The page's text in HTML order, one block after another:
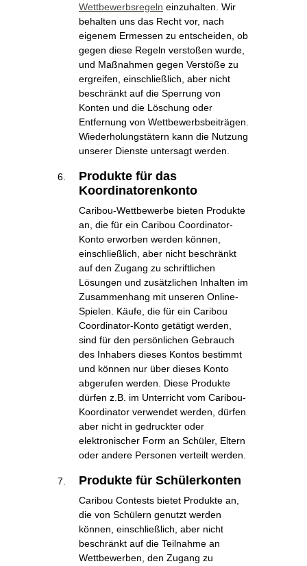
Wettbewerbsregeln einzuhalten. Wir
behalten uns das Recht vor, nach
eigenem Ermessen zu entscheiden, ob
gegen diese Regeln verstoßen wurde,
und Maßnahmen gegen Verstöße zu
ergreifen, einschließlich, aber nicht
beschränkt auf die Sperrung von
Konten und die Löschung oder
Entfernung von Wettbewerbsbeiträgen.
Wiederholungstätern kann die Nutzung
unserer Dienste untersagt werden.
Produkte für das
Koordinatorenkonto
Caribou-Wettbewerbe bieten Produkte
an, die für ein Caribou Coordinator-
Konto erworben werden können,
einschließlich, aber nicht beschränkt
auf den Zugang zu schriftlichen
Lösungen und zusätzlichen Inhalten im
Zusammenhang mit unseren Online-
Spielen. Käufe, die für ein Caribou
Coordinator-Konto getätigt werden,
sind für den persönlichen Gebrauch
des Inhabers dieses Kontos bestimmt
und können nur über dieses Konto
abgerufen werden. Diese Produkte
dürfen z.B. im Unterricht vom Caribou-
Koordinator verwendet werden, dürfen
aber nicht in gedruckter oder
elektronischer Form an Schüler, Eltern
oder andere Personen verteilt werden.
Produkte für Schülerkonten
Caribou Contests bietet Produkte an,
die von Schülern genutzt werden
können, einschließlich, aber nicht
beschränkt auf die Teilnahme an
Wettbewerben, den Zugang zu